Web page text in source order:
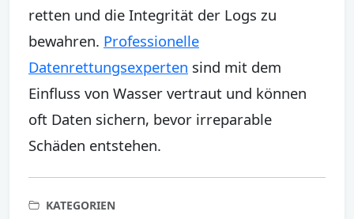
retten und die Integrität der Logs zu
bewahren. Professionelle
Datenrettungsexperten sind mit dem
Einfluss von Wasser vertraut und können
oft Daten sichern, bevor irreparable
Schäden entstehen.
KATEGORIEN